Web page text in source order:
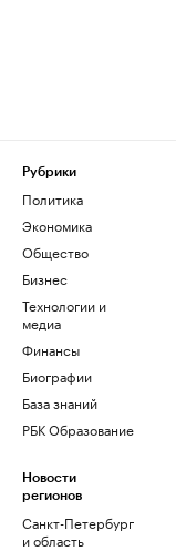
Рубрики
Политика
Экономика
Общество
Бизнес
Технологии и
медиа
Финансы
Биографии
База знаний
РБК Образование
Новости
регионов
Санкт-Петербург
и область